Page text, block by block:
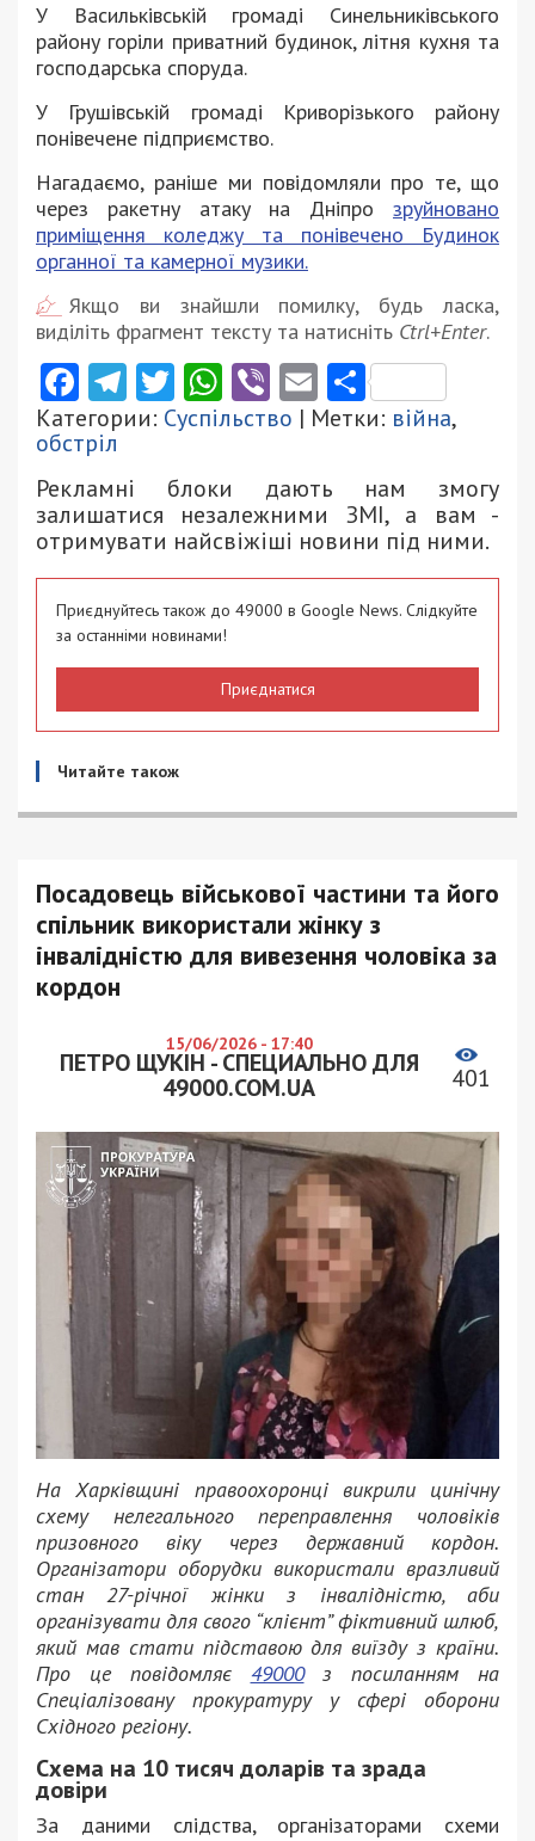
У Васильківській громаді Синельниківського
району горіли приватний будинок, літня кухня та
господарська споруда.
У Грушівській громаді Криворізького району
понівечене підприємство.
Нагадаємо, раніше ми повідомляли про те, що
через ракетну атаку на Дніпро зруйновано
приміщення коледжу та понівечено Будинок
органної та камерної музики.
Якщо ви знайшли помилку, будь ласка,
виділіть фрагмент тексту та натисніть Ctrl+Enter.
Facebook
Telegram
Twitter
WhatsApp
ViberEmail
Категории: Суспільство | Метки: війна,
обстріл
Рекламні блоки дають нам змогу
залишатися незалежними ЗМІ, а вам -
отримувати найсвіжіші новини під ними.
Приєднуйтесь також до 49000 в Google News. Слідкуйте
за останніми новинами!
Приєднатися
Читайте також
Посадовець військової частини та його
спільник використали жінку з
інвалідністю для вивезення чоловіка за
кордон
15/06/2026 - 17:40
ПЕТРО ЩУКІН - СПЕЦИАЛЬНО ДЛЯ
49000.COM.UA
401
На Харківщині правоохоронці викрили цинічну
схему нелегального переправлення чоловіків
призовного віку через державний кордон.
Організатори оборудки використали вразливий
стан 27-річної жінки з інвалідністю, аби
організувати для свого “клієнт” фіктивний шлюб,
який мав стати підставою для виїзду з країни.
Про це повідомляє 49000з посиланням на
Спеціалізовану прокуратуру у сфері оборони
Східного регіону.
Схема на 10 тисяч доларів та зрада
довіри
За даними слідства, організаторами схеми